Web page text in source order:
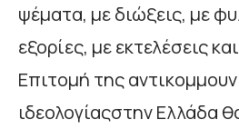
ψέματα, με διώξεις, με
εξορίες, με εκτελέσεις
Επιτομή της
ιδεολογίαςστην Ελλάδα